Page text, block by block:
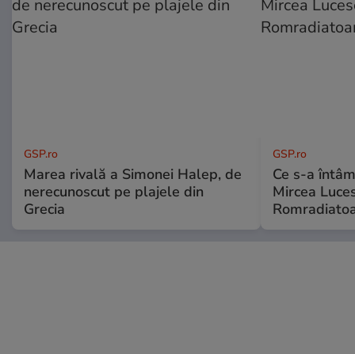
GSP.ro
Marea rivală a Simonei Halep, de
nerecunoscut pe plajele din
Grecia
GSP.ro
Ce s-a
Mircea